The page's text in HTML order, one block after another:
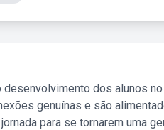
dos alunos
genuínas e são
para se tornarem uma